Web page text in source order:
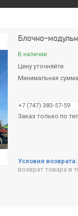
Блочно-
В наличии
Цену уточняйте
Минимальная сумма
+7 (747) 383-57-59
Заказ только по
возврат товара в